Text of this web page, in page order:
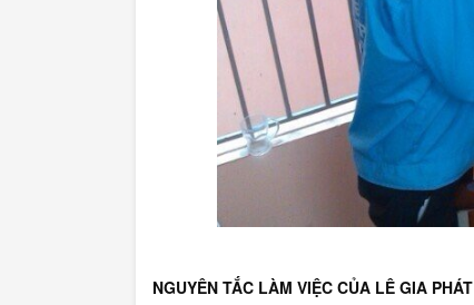
NGUYÊN TẮC LÀM VIỆC CỦA LÊ GIA PHÁT